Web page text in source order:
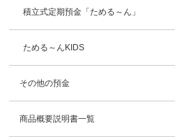
積立式定期預金「ためる～ん」
ためる～んKIDS
その他の預金
商品概要説明書一覧